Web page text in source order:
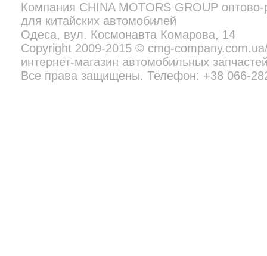
Copyright 2009-2015 © cmg-company.com.ua/new -
Все права защищены. Телефон:
+38 097 692 02 06
Компания CHINA MOTORS GROUP
для китайских автомобилей
Одеса, вул. Космонавта Комарова, 14
Copyright 2009-2015 © cmg-
интернет-магазин автомобильных
Все права защищены. Телефон: +38 066-